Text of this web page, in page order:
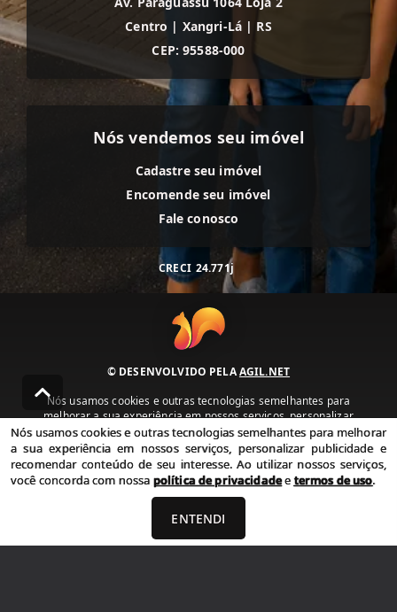
Centro | Xangri-Lá | RS
CEP: 95588-000
Nós vendemos seu imóvel
Cadastre seu imóvel
Encomende seu imóvel
Fale conosco
CRECI 24.771j
© DESENVOLVIDO PELAAGIL.NET
Nós usamos cookies e outras tecnologias semelhantes para
melhorar a sua experiência em nossos serviços, personalizar
publicidade e recomendar conteúdo de seu interesse. Ao utilizar
nossos serviços, você concorda com nossa política de privacidade e
termos de uso.
Política de Privacidade Termos de uso
Nós usamos cookies e outras tecnologias semelhantes para melhorar
a sua experiência em nossos serviços, personalizar publicidade e
recomendar conteúdo de seu interesse. Ao utilizar nossos serviços,
você concorda com nossa política de privacidadeetermos de uso.
ENTENDI